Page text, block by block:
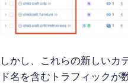
しかし、これらの新しいカ
ド名を含むトラフィックが